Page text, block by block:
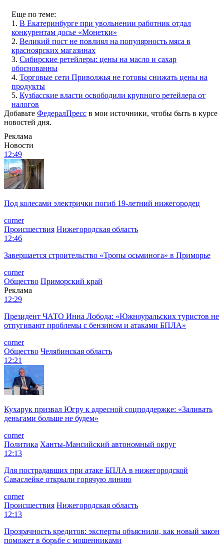
Еще по теме:
1. В Екатеринбурге при увольнении работник отдал
конкурентам досье «Монетки»
2. Великий пост не повлиял на популярность мяса в
красноярских магазинах
3. Сибирские ретейлеры: цены на масло и сахар
обоснованны
4. Торговые сети Приволжья не готовы снижать цены на
продукты
5. Кузбасские власти освободили крупного ретейлера от
налогов
Добавьте ФедералПресс в мои источники, чтобы быть в курсе
новостей дня.
Реклама
Новости
12:49
Под колесами электрички погиб 19-летний нижегородец
corner
Происшествия Нижегородская область
12:46
Завершается строительство «Тропы осьминога» в Приморье
corner
Общество Приморский край
Реклама
12:29
Президент ЧАТО Инна Лобода: «Южноуральских туристов не
отпугивают проблемы с бензином и атаками БПЛА»
corner
Общество Челябинская область
12:21
Кухарук призвал Югру к адресной соцподдержке: «Заливать
деньгами больше не будем»
corner
Политика Ханты-Мансийский автономный округ
12:13
Для пострадавших при атаке БПЛА в нижегородской
Саваслейке открыли горячую линию
corner
Происшествия Нижегородская область
12:13
Прозрачность кредитов: эксперты объяснили, как новый закон
поможет в борьбе с мошенниками